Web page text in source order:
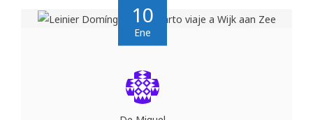
10
Ene